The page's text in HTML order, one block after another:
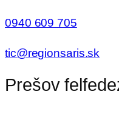
0940 609 705
tic@regionsaris.sk
Prešov